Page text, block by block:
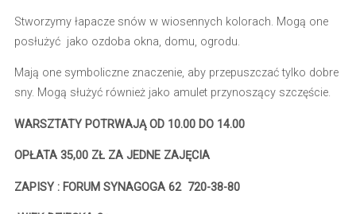
Stworzymy łapacze snów w wiosennych kolorach. Mogą one
posłużyć jako ozdoba okna, domu, ogrodu.
Mają one symboliczne znaczenie, aby przepuszczać tylko dobre
sny. Mogą służyć również jako amulet przynoszący szczęście.
WARSZTATY POTRWAJĄ OD 10.00 DO 14.00
OPŁATA 35,00 ZŁ ZA JEDNE ZAJĘCIA
ZAPISY : FORUM SYNAGOGA 62 720-38-80